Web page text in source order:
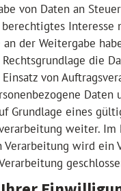
von Daten an
Interesse
an der Weitergabe
die
von
Daten
Grundlage eines
weiter.
Verarbeitung wird ein